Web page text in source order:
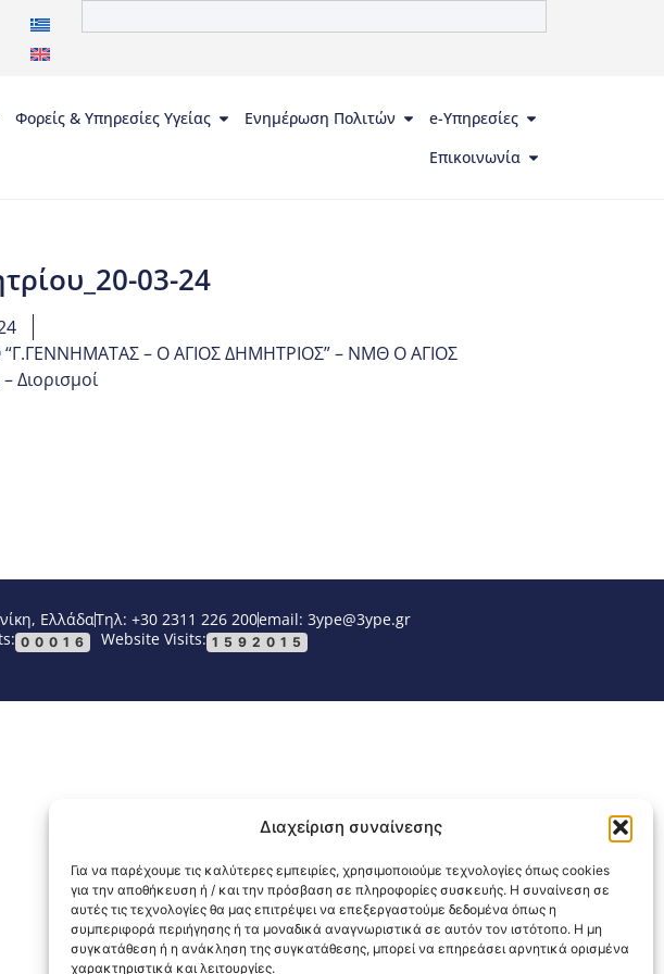
Διαχείριση συναίνεσης
Για να παρέχουμε τις καλύτερες εμπειρίες, χρησιμοποιούμε τεχνολογίες όπως cookies
για την αποθήκευση ή / και την πρόσβαση σε πληροφορίες συσκευής. Η συναίνεση σε
αυτές τις τεχνολογίες θα μας επιτρέψει να επεξεργαστούμε δεδομένα όπως η
συμπεριφορά περιήγησης ή τα μοναδικά αναγνωριστικά σε αυτόν τον ιστότοπο. Η μη
συγκατάθεση ή η ανάκληση της συγκατάθεσης, μπορεί να επηρεάσει αρνητικά ορισμένα
χαρακτηριστικά και λειτουργίες.
Φορείς & Υπηρεσίες Υγείας Ενημέρωση Πολιτών
e-Υπηρεσίες
Επικοινωνία
03-24
– Ο ΑΓΙΟΣ ΔΗΜΗΤΡΙΟΣ” – ΝΜΘ Ο ΑΓΙΟΣ
Διορισμοί
ΕλλάδαΤηλ: +30 2311 226 200email: 3ype@3ype.gr
00016 Website Visits: 1592015